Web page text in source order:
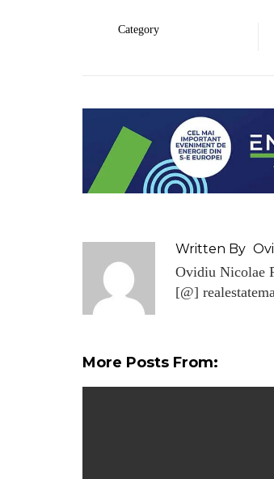
Category
Written By
Ovidiu Nicolae
[@]
More Posts From: